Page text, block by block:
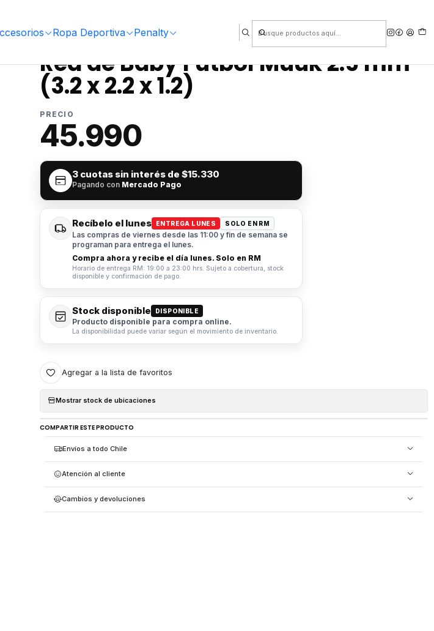
Ropa Deportiva Penalty
Red de Baby Fútbol Muuk 2.5 mm
(3.2 x 2.2 x 1.2)
PRECIO
45.990
3 cuotas sin interés de $15.330
Pagando con Mercado Pago
Recíbelo el lunes ENTREGA LUNES SOLO EN RM
Las compras de viernes desde las 11:00 y fin de semana se
programan para entrega el lunes.
Compra ahora y recibe el día lunes. Solo en RM
Horario de entrega RM: 19:00 a 23:00 hrs. Sujeto a cobertura, stock
disponible y confirmación de pago.
Stock disponible DISPONIBLE
Producto disponible para compra online.
La disponibilidad puede variar según el movimiento de inventario.
Agregar a la lista de favoritos
Mostrar stock de ubicaciones
COMPARTIR ESTE PRODUCTO
Envíos a todo Chile
Atención al cliente
Cambios y devoluciones